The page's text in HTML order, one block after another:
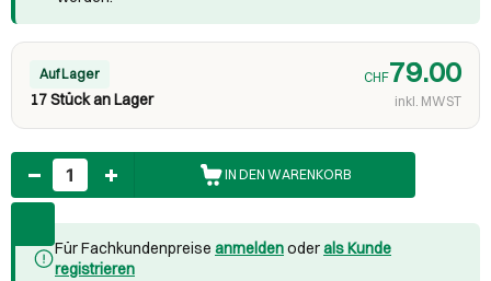
Auf Lager
17 Stück an Lager
CHF79.00
inkl. MWST
Anzahl
IN DEN WARENKORB
Für Fachkundenpreise anmeldenoderals Kunde
registrieren